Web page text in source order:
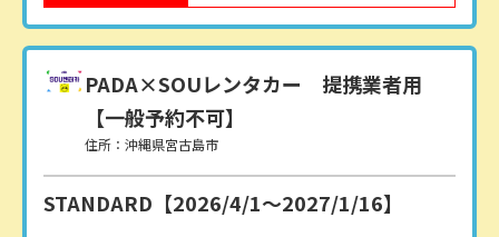
PADA×SOUレンタカー 提携業者用
【一般予約不可】
住所：沖縄県宮古島市
STANDARD【2026/4/1〜2027/1/16】